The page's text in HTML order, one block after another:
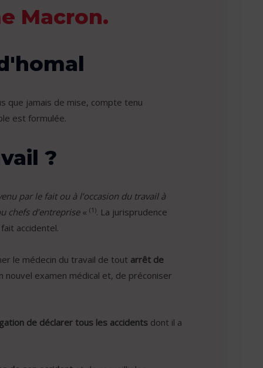
Macron.
que jamais de mise, compte tenu
est formulée.
?
par le fait ou à l’occasion du travail à
chefs d’entreprise« (1). La jurisprudence
accidentel.
le médecin du travail de tout arrêt de
nouvel examen médical et, de préconiser
de déclarer tous les accidents dont il a